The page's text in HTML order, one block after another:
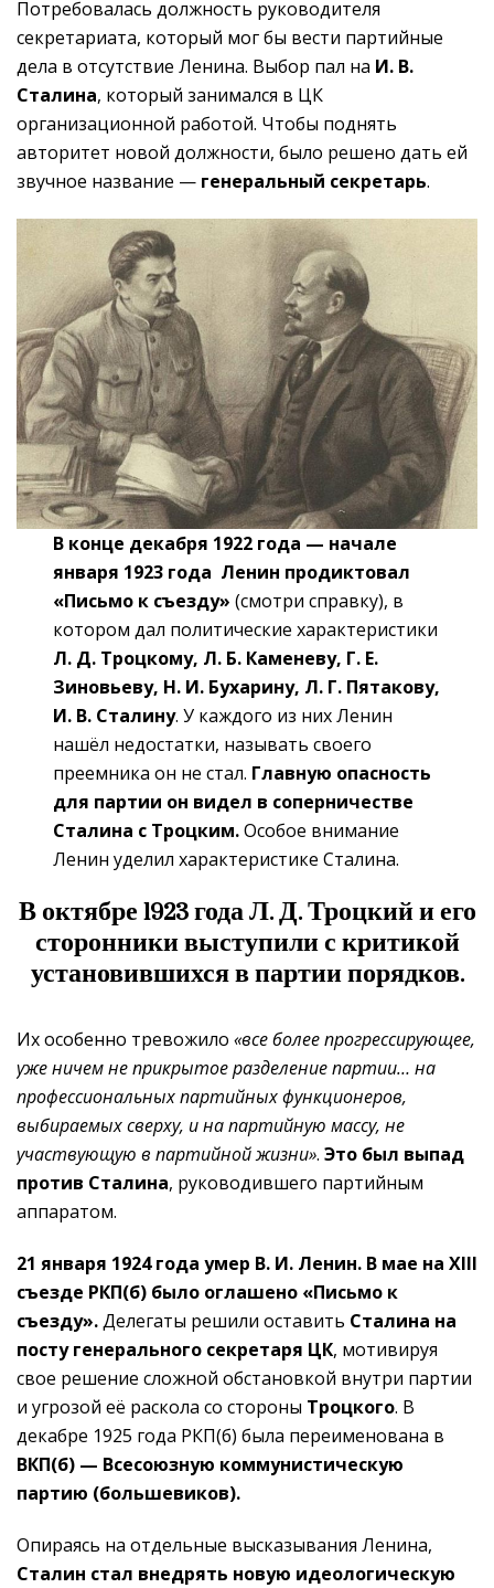
Потребовалась должность руководителя
секретариата, который мог бы вести партийные
дела в отсутствие Ленина. Выбор пал на И. В.
Сталина, который занимался в ЦК
организационной работой. Чтобы поднять
авторитет новой должности, было решено дать ей
звучное название — генеральный секретарь.
В конце декабря 1922 года — начале
января 1923 года Ленин продиктовал
«Письмо к съезду» (смотри справку), в
котором дал политические характеристики
Л. Д. Троцкому, Л. Б. Каменеву, Г. Е.
Зиновьеву, Н. И. Бухарину, Л. Г. Пятакову,
И. В. Сталину. У каждого из них Ленин
нашёл недостатки, называть своего
преемника он не стал. Главную опасность
для партии он видел в соперничестве
Сталина с Троцким.Особое внимание
Ленин уделил характеристике Сталина.
В октябре 1923 года Л. Д. Троцкий и его
сторонники выступили с критикой
установившихся в партии порядков.
Их особенно тревожило «все более прогрессирующее,
уже ничем не прикрытое разделение партии… на
профессиональных партийных функционеров,
выбираемых сверху, и на партийную массу, не
участвующую в партийной жизни». Это был выпад
против Сталина, руководившего партийным
аппаратом.
21 января 1924 года умер В. И. Ленин. В мае на ХIII
съезде РКП(б) было оглашено «Письмо к
съезду».Делегаты решили оставить Сталина на
посту генерального секретаря ЦК, мотивируя
свое решение сложной обстановкой внутри партии
и угрозой её раскола со стороны Троцкого. В
декабре 1925 года РКП(б) была переименована в
ВКП(б) — Всесоюзную коммунистическую
партию (большевиков).
Опираясь на отдельные высказывания Ленина,
Сталин стал внедрять новую идеологическую